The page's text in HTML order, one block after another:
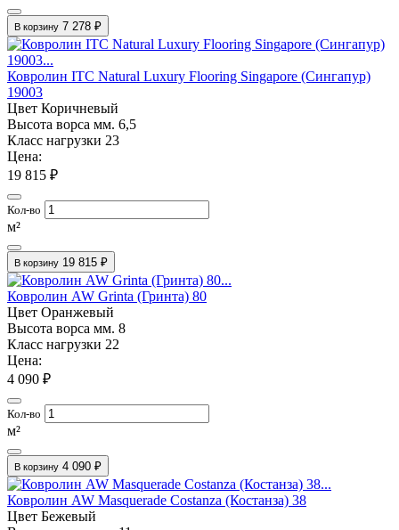
В корзину 7 278 ₽
Ковролин ITC Natural Luxury Flooring Singapore (Сингапур)
19003
Цвет Коричневый
Высота ворса мм. 6,5
Класс нагрузки 23
Цена:
19 815 ₽
Кол-во
м²
В корзину 19 815 ₽
Ковролин AW Grinta (Гринта) 80
Цвет Оранжевый
Высота ворса мм. 8
Класс нагрузки 22
Цена:
4 090 ₽
Кол-во
м²
В корзину 4 090 ₽
Ковролин AW Masquerade Costanza (Костанза) 38
Цвет Бежевый